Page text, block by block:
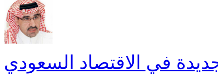
في الاقتصاد السعودي